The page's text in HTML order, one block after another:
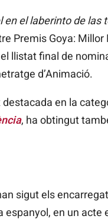
en el laberinto de las
Premis Goya: Millor
llistat final de
d’Animació.
en la
, ha obtingut
sigut els
en un